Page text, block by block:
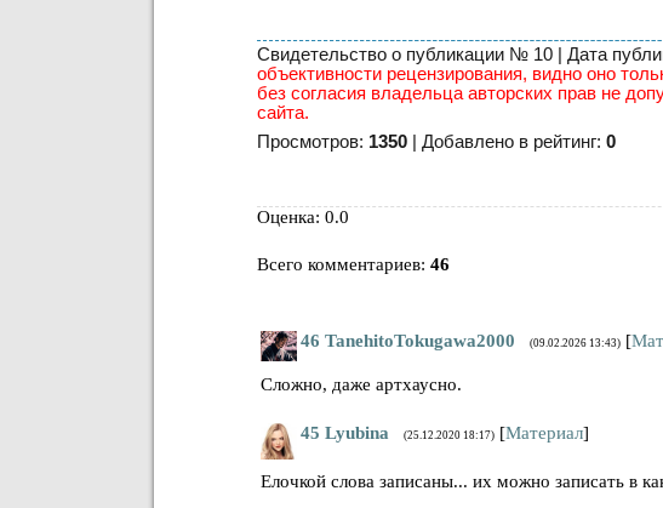
Свидетельство о публикации № 10 | Дата
объективности рецензирования, видно оно
без согласия владельца авторских прав не
сайта.
Просмотров: 1350 | Добавлено в рейтинг: 0
Оценка: 0.0
Всего комментариев: 46
46 TanehitoTokugawa2000 (09.02.2026 13:43) [
Сложно, даже артхаусно.
45 Lyubina (25.12.2020 18:17) [Материал]
Елочкой слова записаны... их можно записать в